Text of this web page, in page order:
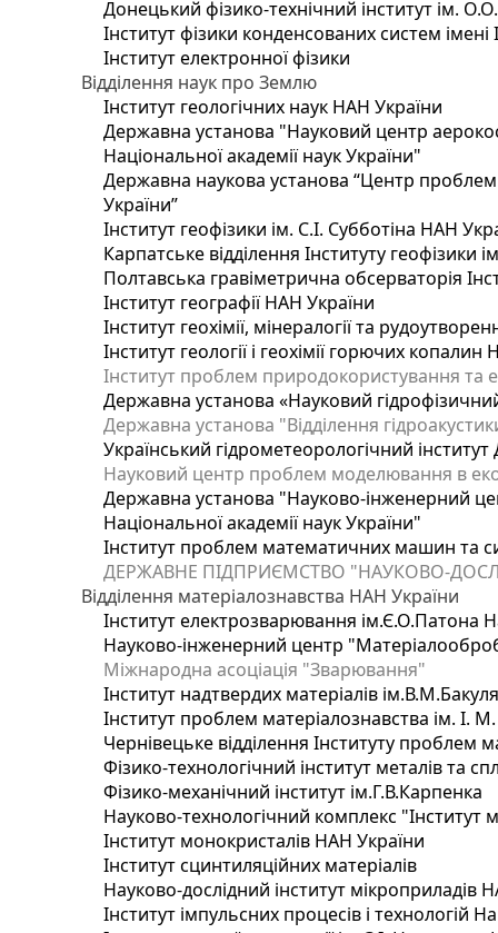
Донецький фізико-технічний інститут ім.
Інститут фізики конденсованих систем
Інститут електронної фізики
Відділення наук про Землю
Інститут геологічних наук НАН України
Державна установа "Науковий центр
Національної академії наук України"
Державна наукова установа “Центр проблем
України”
Інститут геофізики ім. С.І. Субботіна НАН
Карпатське відділення Інституту геофізики
Полтавська гравіметрична обсерваторія
Інститут географії НАН України
Інститут геохімії, мінералогії та
Інститут геології і геохімії горючих
Інститут проблем природокористування та
Державна установа «Науковий
Державна установа "Відділення
Український гідрометеорологічний
Науковий центр проблем моделювання в
Державна установа "Науково-інженерний
Національної академії наук України"
Інститут проблем математичних машин та
ДЕРЖАВНЕ ПІДПРИЄМСТВО "НАУКОВО-
Відділення матеріалознавства НАН України
Інститут електрозварювання ім.Є.О.Патона
Науково-інженерний центр
Міжнародна асоціація "Зварювання"
Інститут надтвердих матеріалів
Інститут проблем матеріалознавства ім. І.
Чернівецьке відділення Інституту проблем
Фізико-технологічний інститут металів та
Фізико-механічний інститут ім.Г.В.Карпенка
Науково-технологічний комплекс "Інститут
Інститут монокристалів НАН України
Інститут сцинтиляційних матеріалів
Науково-дослідний інститут мікроприладів
Інститут імпульсних процесів і технологій